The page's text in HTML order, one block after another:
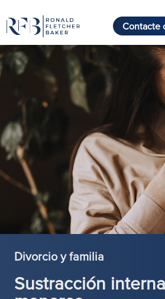
Saltar al contenido
Contacte
Divorcio y familia
Sustracción